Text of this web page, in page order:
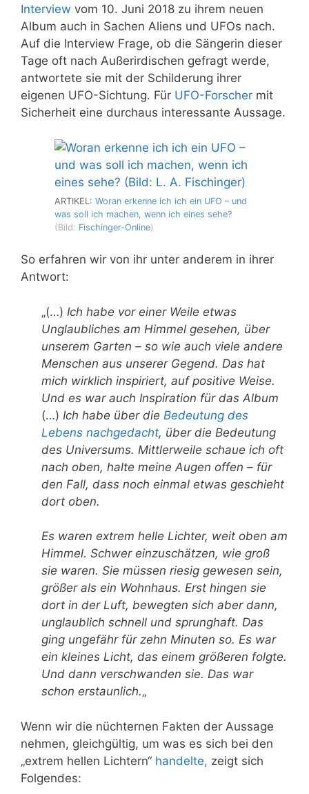
Interview vom 10. Juni 2018 zu ihrem neuen
Album auch in Sachen Aliens und UFOs nach.
Auf die Interview Frage, ob die Sängerin dieser
Tage oft nach Außerirdischen gefragt werde,
antwortete sie mit der Schilderung ihrer
eigenen UFO-Sichtung. Für UFO-Forscher mit
Sicherheit eine durchaus interessante Aussage.
ARTIKEL: Woran erkenne ich ich ein UFO – und
was soll ich machen, wenn ich eines sehe?
(Bild: Fischinger-Online)
So erfahren wir von ihr unter anderem in ihrer
Antwort:
„(…) Ich habe vor einer Weile etwas
Unglaubliches am Himmel gesehen, über
unserem Garten – so wie auch viele andere
Menschen aus unserer Gegend. Das hat
mich wirklich inspiriert, auf positive Weise.
Und es war auch Inspiration für das Album
(…) Ich habe über die Bedeutung des
Lebens nachgedacht, über die Bedeutung
des Universums. Mittlerweile schaue ich oft
nach oben, halte meine Augen offen – für
den Fall, dass noch einmal etwas geschieht
dort oben.
Es waren extrem helle Lichter, weit oben am
Himmel. Schwer einzuschätzen, wie groß
sie waren. Sie müssen riesig gewesen sein,
größer als ein Wohnhaus. Erst hingen sie
dort in der Luft, bewegten sich aber dann,
unglaublich schnell und sprunghaft. Das
ging ungefähr für zehn Minuten so. Es war
ein kleines Licht, das einem größeren folgte.
Und dann verschwanden sie. Das war
schon erstaunlich.„
Wenn wir die nüchternen Fakten der Aussage
nehmen, gleichgültig, um was es sich bei den
„extrem hellen Lichtern“ handelte, zeigt sich
Folgendes: